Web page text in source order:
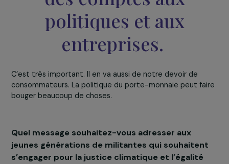
et durables. La question de laresponsabilité des
entreprises et multinationalesfait aussi partie des
nouvelles initiatives déposées.
Face aux défis liés au changement climatique,
quels leviers d’action restent encore à
pour renforcer la responsabilité des États et
Les initiatives populaires sont des leviers d’action
particulièrement importants à activer, qu’elles
ou non les 100 000 signatures.